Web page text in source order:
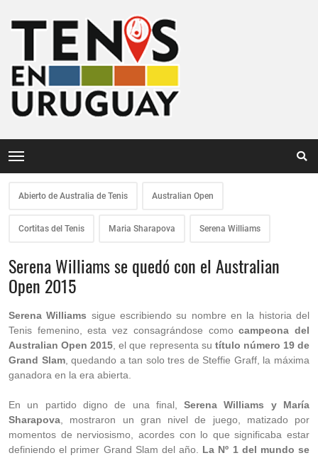
Abierto de Australia de Tenis Australian Open
Cortitas del Tenis Maria Sharapova Serena Williams
Serena Williams se quedó con el Australian
Open 2015
Serena Williams sigue escribiendo su nombre en la historia del
Tenis femenino, esta vez consagrándose comocampeona del
Australian Open 2015 , el que representa su título número 19 de
Grand Slam, quedando a tan solo tres de Steffie Graff, la máxima
ganadora en la era abierta.
En un partido digno de una final,Serena Williams y María
Sharapova , mostraron un gran nivel de juego, matizado por
momentos de nerviosismo, acordes con lo que significaba estar
definiendo el primer Grand Slam del año. La Nº 1 del mundo se